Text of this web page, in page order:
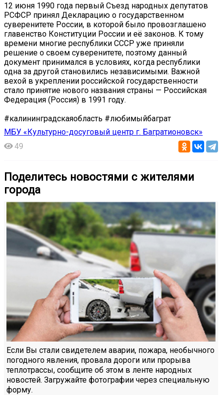
12 июня 1990 года первый Съезд народных депутатов
РСФСР принял Декларацию о государственном
суверенитете России, в которой было провозглашено
главенство Конституции России и её законов. К тому
времени многие республики СССР уже приняли
решение о своем суверенитете, поэтому данный
документ принимался в условиях, когда республики
одна за другой становились независимыми. Важной
вехой в укреплении российской государственности
стало принятие нового названия страны — Российская
Федерация (Россия) в 1991 году.
#калининградскаяобласть #любимыйбаграт
МБУ «Культурно-досуговый центр г. Багратионовск»
49
Поделитесь новостями с жителями
города
Если Вы стали свидетелем аварии, пожара, необычного
погодного явления, провала дороги или прорыва
теплотрассы, сообщите об этом в ленте народных
новостей. Загружайте фотографии через специальную
форму.